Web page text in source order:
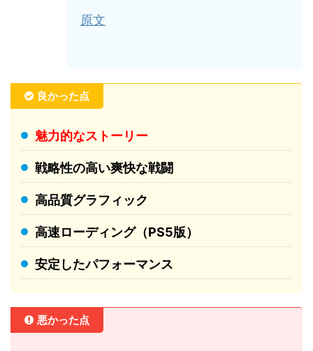
原文
良かった点
魅力的なストーリー
戦略性の高い爽快な戦闘
高品質グラフィック
高速ローディング（PS5版）
安定したパフォーマンス
悪かった点